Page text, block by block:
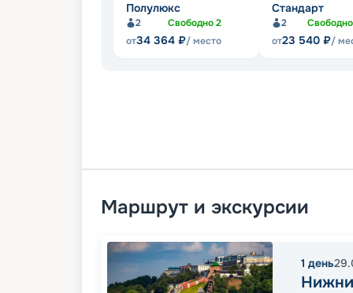
Полулюкс
2 Свободно2
от34 364 ₽/ место
Стандарт
2
от23 540 ₽/
Маршрут и экскурсии
1 день